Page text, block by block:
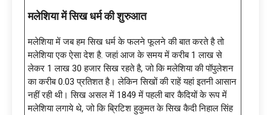
मलेशिया में सिख धर्म की शुरुआत
मलेशिया में जब हम सिख धर्म के फलने फूलने की बात करते है तो
मलेशिया एक ऐसा देश है. जहां आज के समय में करीब 1 लाख से
लेकर 1 लाख 30 हजार सिख रहते है, जो कि मलेशिया की पॉपुलेशन
का करीब 0.03 प्रतिशत है। लेकिन सिखों की राहें यहां इतनी आसान
नहीं रही थी। सिख असल में 1849 में पहली बार कैदियों के रूप में
मलेशिया लगाये थे, जो कि ब्रिटिश हुकुमत के सिख कैदी निहाल सिंह